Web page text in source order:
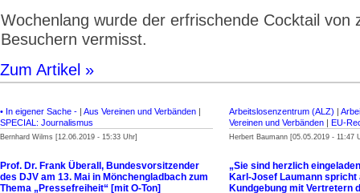
Wochenlang wurde der erfrischende Cocktail von
Besuchern vermisst.
Zum Artikel »
• In eigener Sache - | Aus Vereinen und Verbänden |
SPECIAL: Journalismus
Bernhard Wilms [12.06.2019 - 15:33 Uhr]
Prof. Dr. Frank Überall, Bundesvor­sitzender
des DJV am 13. Mai in Mönchengladbach zum
Thema „Pressefreiheit“ [mit O-Ton]
Arbeitslosenzentrum (ALZ) |
Vereinen und Verbänden | EU-
Herbert Baumann [05.05.2019 - 11:47
„Sie sind herzlich
Karl-Josef Laumann spricht
Kundgebung mit Vertretern